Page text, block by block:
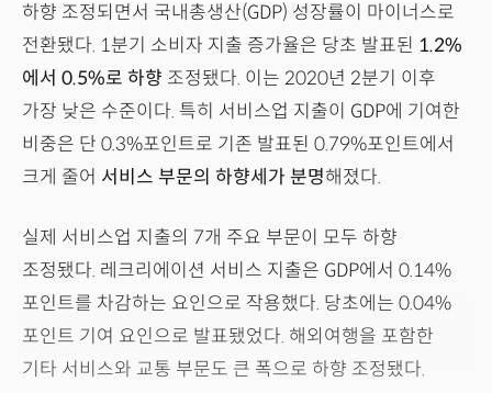
하향 조정되면서 국내총생산(GDP) 성장률이 마이너스로
전환됐다. 1분기 소비자 지출 증가율은 당초 발표된 1.2%
에서 0.5%로 하향 조정됐다. 이는 2020년 2분기 이후
가장 낮은 수준이다. 특히 서비스업 지출이 GDP에 기여한
비중은 단 0.3%포인트로 기존 발표된 0.79%포인트에서
크게 줄어 서비스 부문의 하향세가 분명해졌다.
실제 서비스업 지출의 7개 주요 부문이 모두 하향
조정됐다. 레크리에이션 서비스 지출은 GDP에서 0.14%
포인트를 차감하는 요인으로 작용했다. 당초에는 0.04%
포인트 기여 요인으로 발표됐었다. 해외여행을 포함한
기타 서비스와 교통 부문도 큰 폭으로 하향 조정됐다.